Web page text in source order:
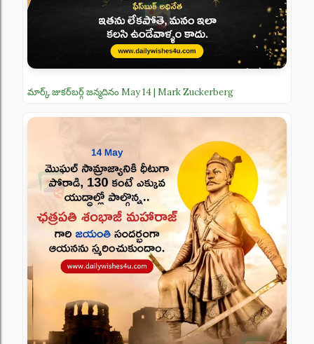
మార్క్ జుకర్‌బర్గ్ జన్మదినం May 14 | Mark Zuckerberg